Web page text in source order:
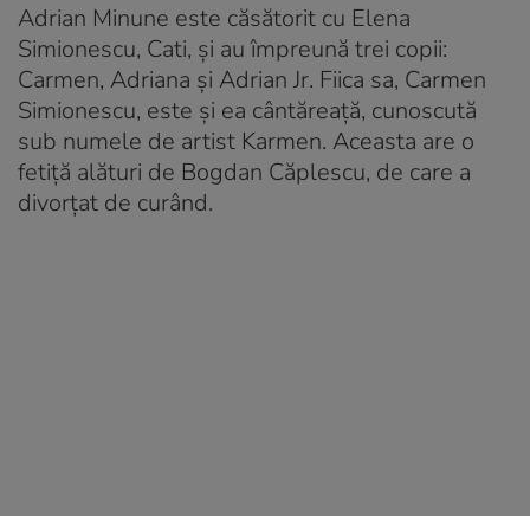
Adrian Minune este căsătorit cu Elena
Simionescu, Cati, și au împreună trei copii:
Carmen, Adriana și Adrian Jr. Fiica sa, Carmen
Simionescu, este și ea cântăreață, cunoscută
sub numele de artist Karmen. Aceasta are o
fetiță alături de Bogdan Căplescu, de care a
divorțat de curând.